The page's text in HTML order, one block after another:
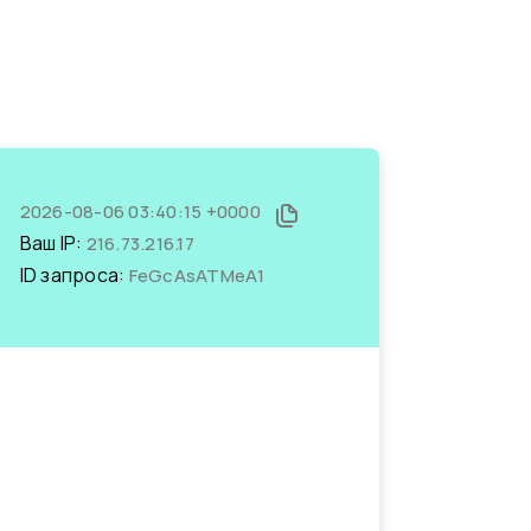
2026-08-06 03:40:15 +0000
Ваш IP: 216.73.216.17
ID запроса: FeGcAsATMeA1